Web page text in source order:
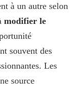
à un autre selon
modifier le
souvent des
Les
source